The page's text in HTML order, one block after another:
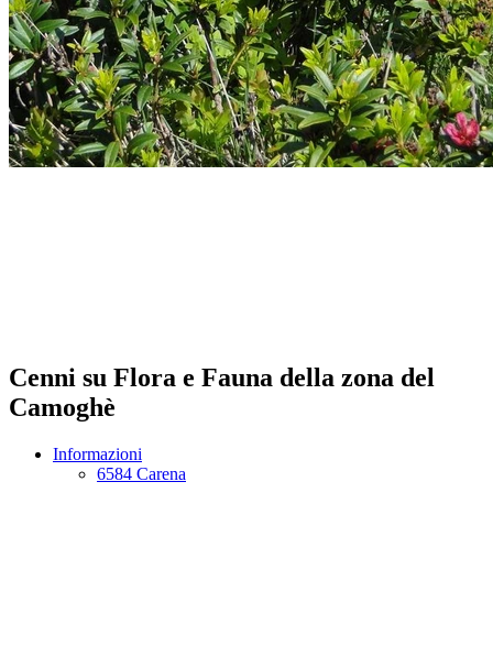
Cenni su Flora e Fauna della zona del
Camoghè
Informazioni
6584 Carena